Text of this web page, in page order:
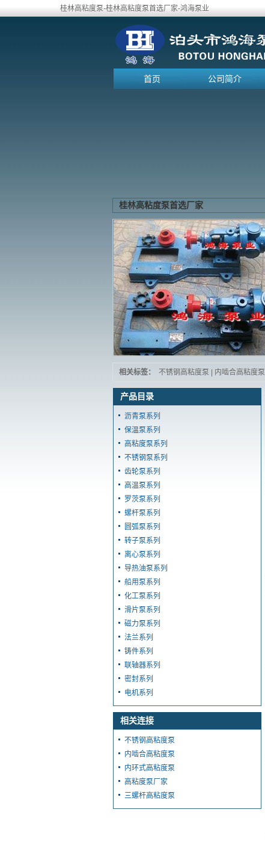
桂林高粘度泵-桂林高粘度泵首选厂家-鸿海泵业
公司简介
首页
桂林高粘度泵首选厂家
相关标签： 不锈钢高粘度泵 内啮合高粘度泵
产品目录
沥青泵系列
保温泵系列
高粘度泵系列
不锈钢泵系列
齿轮泵系列
高温泵系列
罗茨泵系列
螺杆泵系列
圆弧泵系列
转子泵系列
离心泵系列
导热油泵系列
船用泵系列
化工泵系列
滑片泵系列
磁力泵系列
法兰系列
铸件系列
联轴器系列
密封系列
电机系列
相关连接
不锈钢高粘度泵
内啮合高粘度泵
内环式高粘度泵
高粘度泵厂家
三螺杆高粘度泵